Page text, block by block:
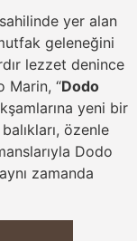
yer alan
geleneğini
lezzet denince
Marin, “Dodo
yeni bir
özenle
Dodo
zamanda